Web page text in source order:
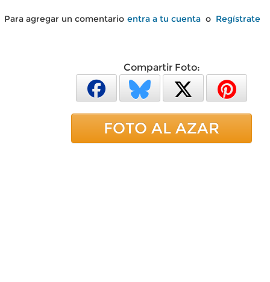
Para agregar un comentario entra a tu cuenta o Regístrate
Compartir Foto:
FOTO AL AZAR